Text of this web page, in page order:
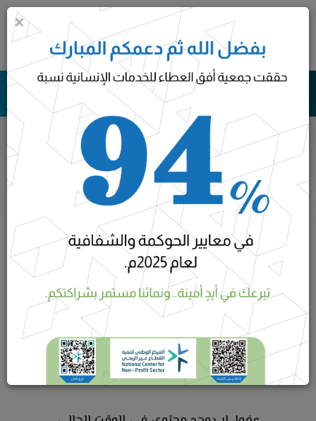
جمعية أفق العطاء للخدمات الانسانية بالعرفاء
الحالات
الرئيسية الحالات
أي تصنيف
الحالات المكتملة
تنقية
×